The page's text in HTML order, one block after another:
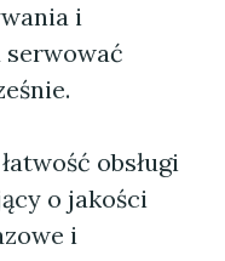
i
serwować
obsługi
o jakości
i